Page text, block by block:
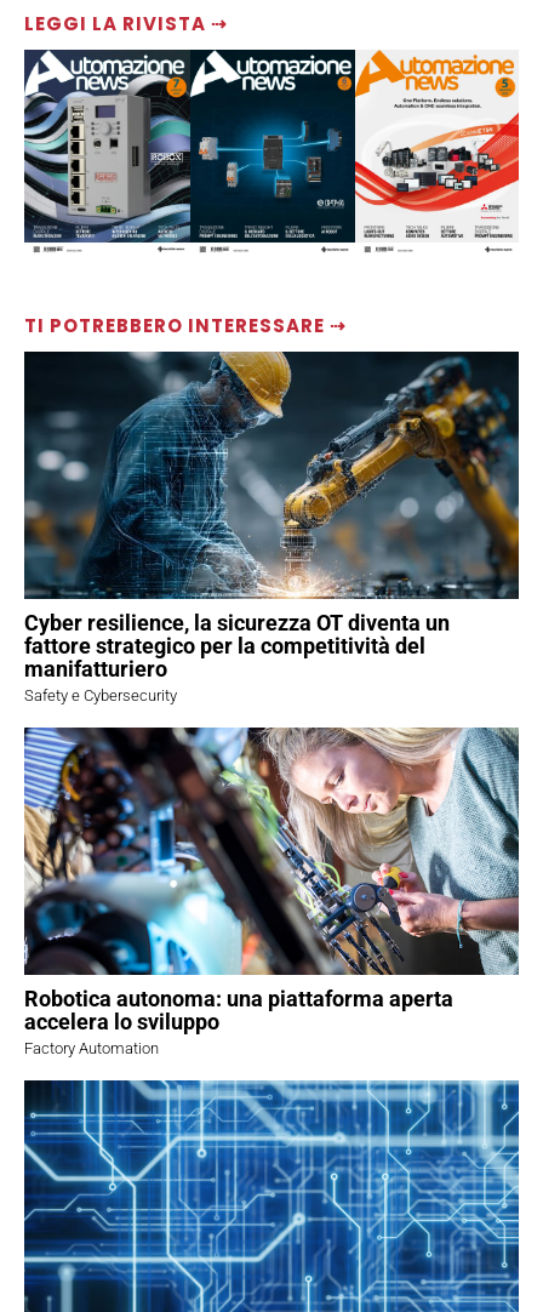
LEGGI LA RIVISTA ⇢
TI POTREBBERO INTERESSARE ⇢
Cyber resilience, la sicurezza OT diventa un
fattore strategico per la competitività del
manifatturiero
Safety e Cybersecurity
Robotica autonoma: una piattaforma aperta
accelera lo sviluppo
Factory Automation